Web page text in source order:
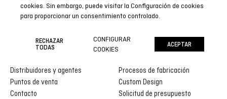
SUSCRIBIRME AHORA
Distribuidores y agentes
Puntos de venta
Contacto
Inverse custom
Procesos de fabricación
Custom Design
Solicitud de presupuesto
cookies. Sin embargo, puede visitar la Configuración de cookies
para proporcionar un consentimiento controlado.
RECHAZAR
TODAS
CONFIGURAR
COOKIES
ACEPTAR